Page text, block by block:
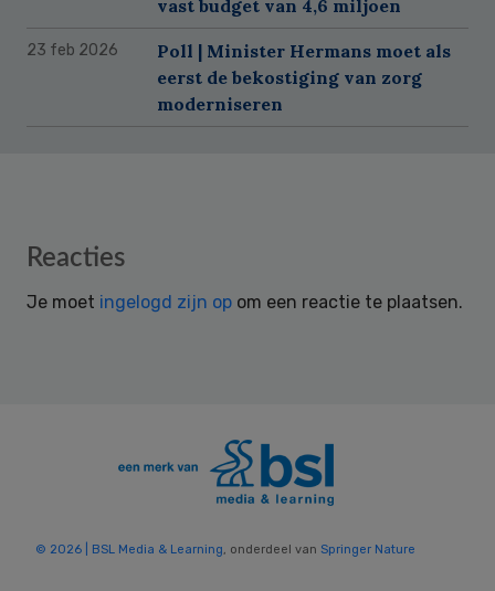
vast budget van 4,6 miljoen
23 feb 2026
Poll | Minister Hermans moet als
eerst de bekostiging van zorg
moderniseren
Reader
Reacties
Je moet ingelogd zijn op om een reactie te plaatsen.
© 2026 | BSL Media & Learning, onderdeel van Springer Nature